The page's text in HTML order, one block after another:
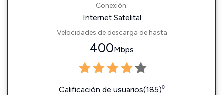
Conexión:
Internet Satelital
Velocidades de descarga de hasta
400Mbps
Calificación de usuarios(185)◊